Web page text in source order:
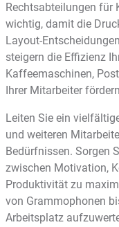
Rechtsabteilungen für
wichtig, damit die
Layout-
steigern die Effizienz
Kaffeemaschinen,
Ihrer Mitarbeiter
Leiten Sie ein
und weiteren
Bedürfnissen. Sorgen
zwischen Motivation,
Produktivität zu
von Grammophonen
Arbeitsplatz